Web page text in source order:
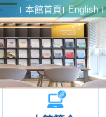
本館首頁 English